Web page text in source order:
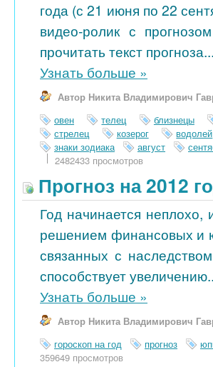
года (с 21 июня по 22
видео-ролик с
прочитать текст прогноза...
Узнать больше »
Автор Никита Владимирович
овен
телец близнецы
стрелец
козерог водолей
знаки зодиака
август
2482433 просмотров
Прогноз на 2012
Год начинается
решением финансовых и
связанных с
способствует
Узнать больше »
Автор Никита Владимирович
гороскоп на год
прогноз
359649 просмотров